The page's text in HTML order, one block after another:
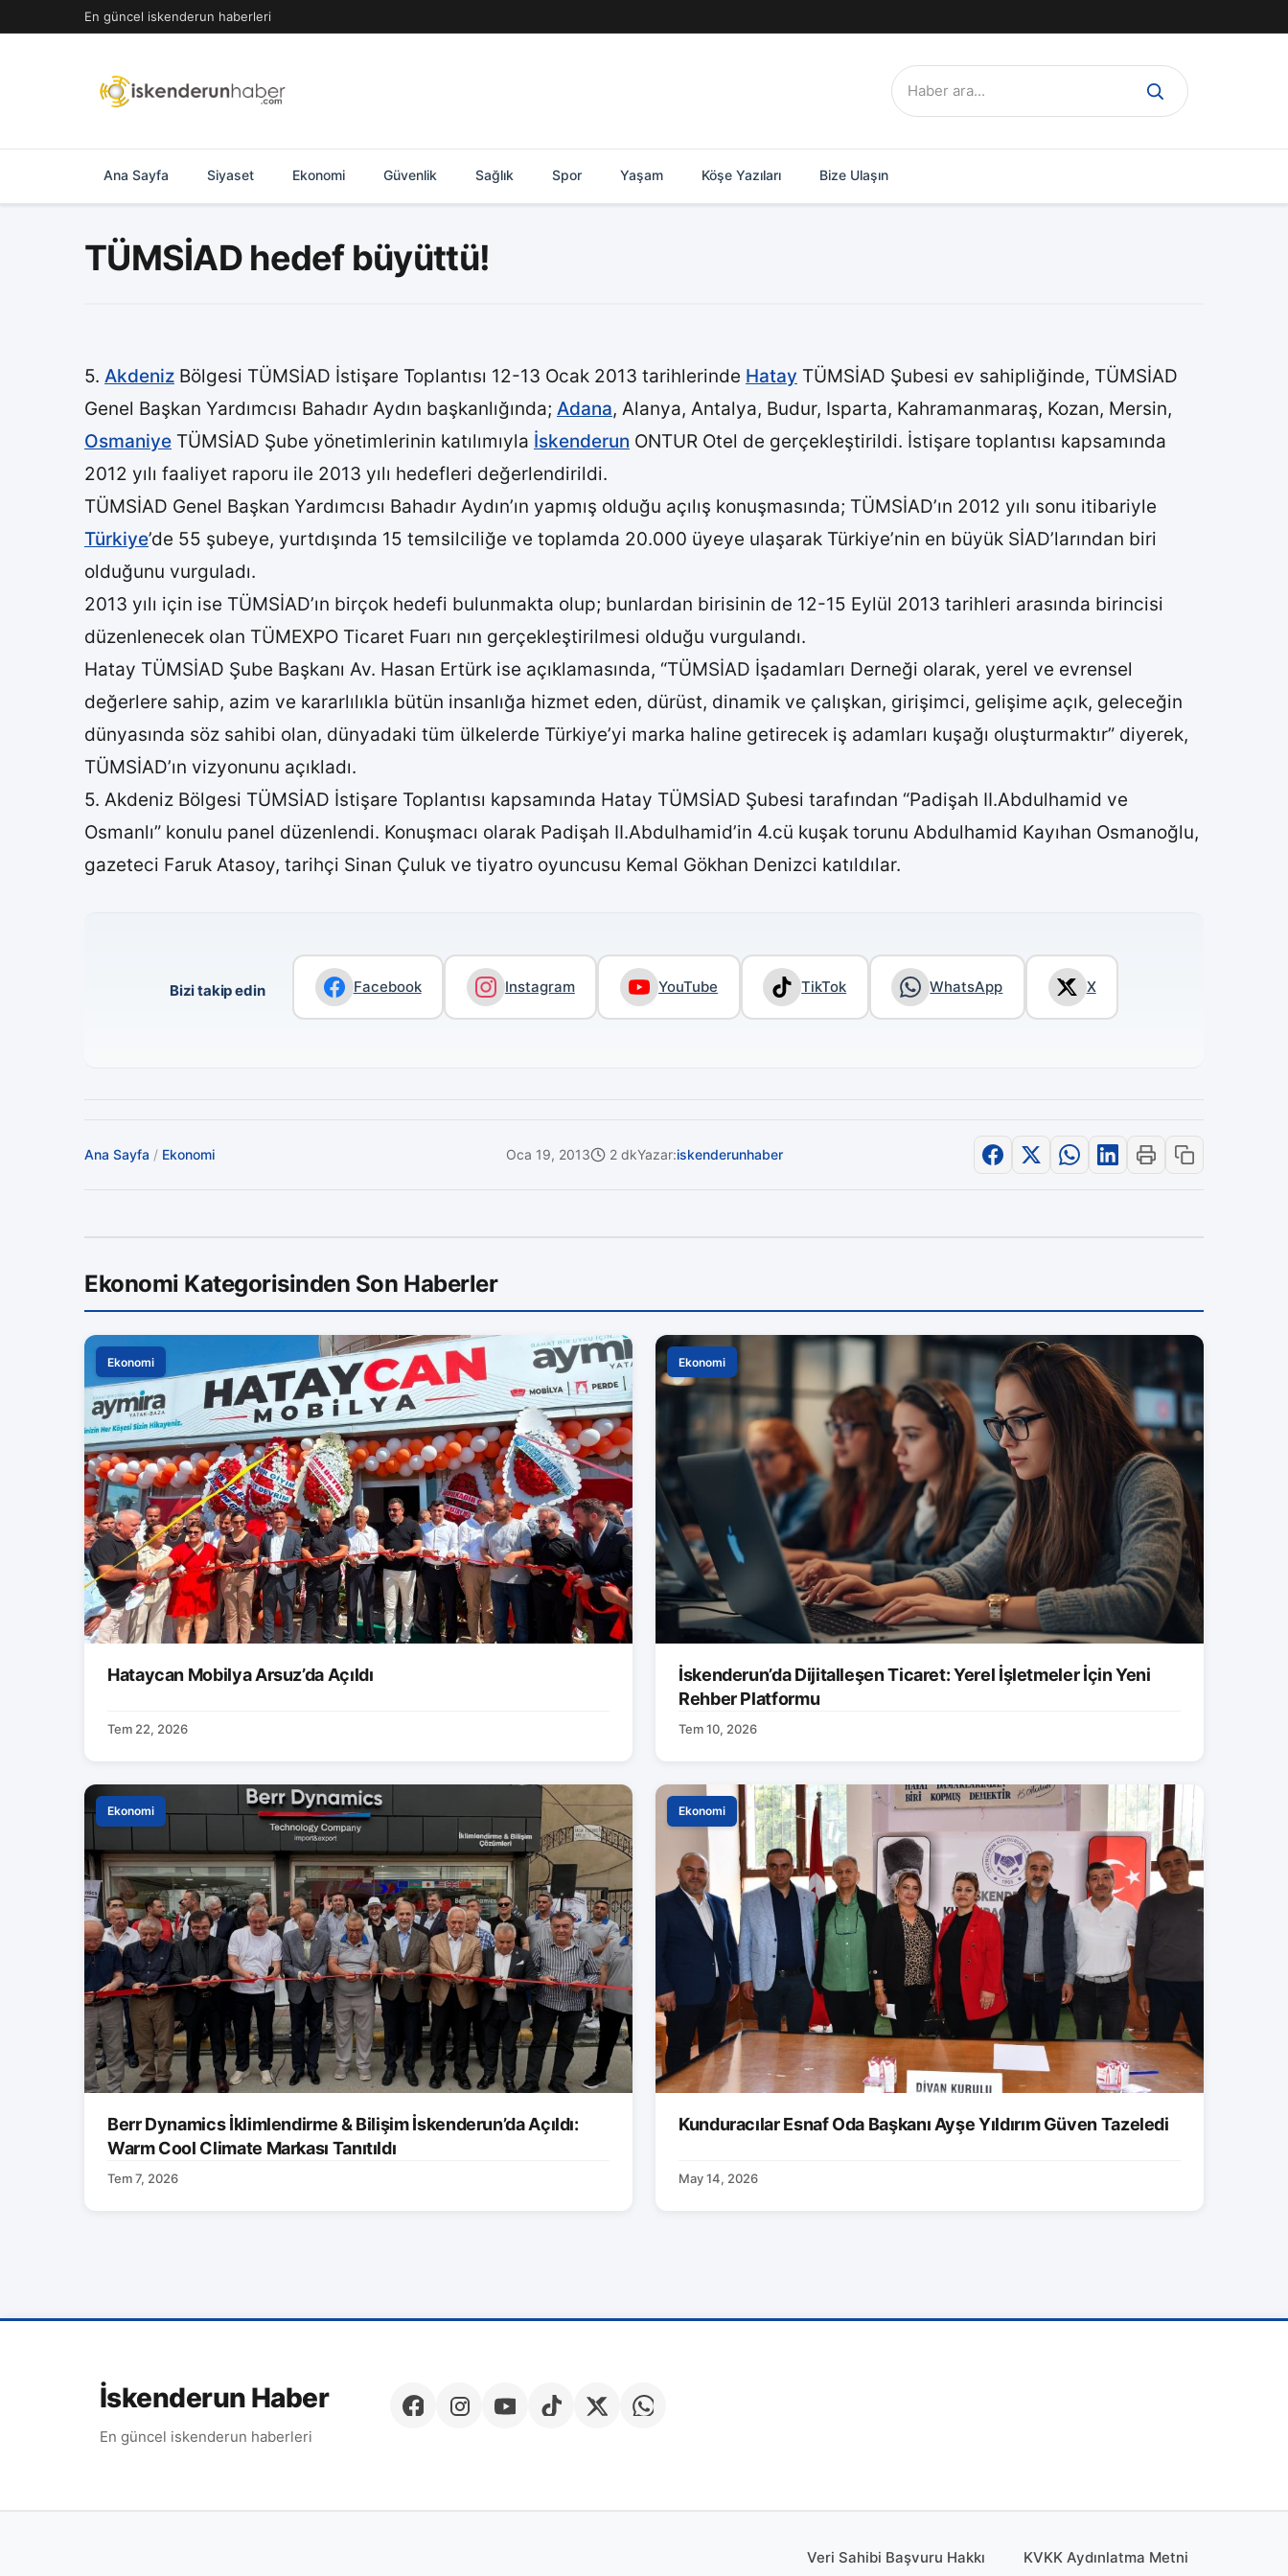
geç
En güncel iskenderun haberleri
Ara:
Ana Sayfa Siyaset Ekonomi Güvenlik Sağlık Spor Yaşam Köşe Yazıları Bize Ulaşın
TÜMSİAD hedef büyüttü!
5. Akdeniz Bölgesi TÜMSİAD İstişare Toplantısı 12-13 Ocak 2013 tarihlerinde Hatay TÜMSİAD Şubesi ev sahipliğinde, TÜMSİAD
Genel Başkan Yardımcısı Bahadır Aydın başkanlığında; Adana, Alanya, Antalya, Budur, Isparta, Kahramanmaraş, Kozan, Mersin,
Osmaniye TÜMSİAD Şube yönetimlerinin katılımıyla İskenderun ONTUR Otel de gerçekleştirildi. İstişare toplantısı kapsamında
2012 yılı faaliyet raporu ile 2013 yılı hedefleri değerlendirildi.
TÜMSİAD Genel Başkan Yardımcısı Bahadır Aydın’ın yapmış olduğu açılış konuşmasında; TÜMSİAD’ın 2012 yılı sonu itibariyle
Türkiye’de 55 şubeye, yurtdışında 15 temsilciliğe ve toplamda 20.000 üyeye ulaşarak Türkiye’nin en büyük SİAD’larından biri
olduğunu vurguladı.
2013 yılı için ise TÜMSİAD’ın birçok hedefi bulunmakta olup; bunlardan birisinin de 12-15 Eylül 2013 tarihleri arasında birincisi
düzenlenecek olan TÜMEXPO Ticaret Fuarı nın gerçekleştirilmesi olduğu vurgulandı.
Hatay TÜMSİAD Şube Başkanı Av. Hasan Ertürk ise açıklamasında, “TÜMSİAD İşadamları Derneği olarak, yerel ve evrensel
değerlere sahip, azim ve kararlılıkla bütün insanlığa hizmet eden, dürüst, dinamik ve çalışkan, girişimci, gelişime açık, geleceğin
dünyasında söz sahibi olan, dünyadaki tüm ülkelerde Türkiye’yi marka haline getirecek iş adamları kuşağı oluşturmaktır” diyerek,
TÜMSİAD’ın vizyonunu açıkladı.
5. Akdeniz Bölgesi TÜMSİAD İstişare Toplantısı kapsamında Hatay TÜMSİAD Şubesi tarafından “Padişah II.Abdulhamid ve
Osmanlı” konulu panel düzenlendi. Konuşmacı olarak Padişah II.Abdulhamid’in 4.cü kuşak torunu Abdulhamid Kayıhan Osmanoğlu,
gazeteci Faruk Atasoy, tarihçi Sinan Çuluk ve tiyatro oyuncusu Kemal Gökhan Denizci katıldılar.
Bizi takip edin Facebook Instagram YouTube TikTok WhatsApp X
Ana Sayfa / Ekonomi Oca 19, 2013 2 dkYazar:iskenderunhaber
Ekonomi Kategorisinden Son Haberler
Ekonomi
Hataycan Mobilya Arsuz’da Açıldı
Tem 22, 2026
Ekonomi
İskenderun’da Dijitalleşen Ticaret: Yerel İşletmeler İçin Yeni
Rehber Platformu
Tem 10, 2026
Ekonomi
Berr Dynamics İklimlendirme & Bilişim İskenderun’da Açıldı:
Warm Cool Climate Markası Tanıtıldı
Tem 7, 2026
Ekonomi
Kunduracılar Esnaf Oda Başkanı Ayşe Yıldırım Güven Tazeledi
May 14, 2026
İskenderun Haber
En güncel iskenderun haberleri
Veri Sahibi Başvuru Hakkı KVKK Aydınlatma Metni